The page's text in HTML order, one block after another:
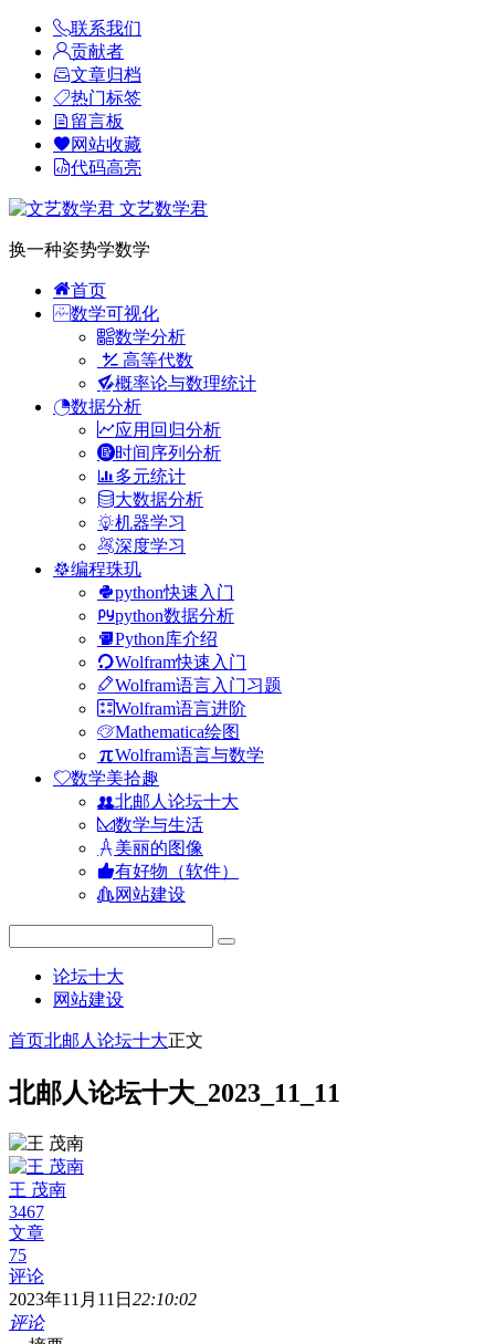
联系我们
贡献者
文章归档
热门标签
留言板
网站收藏
代码高亮
文艺数学君
换一种姿势学数学
首页
数学可视化
数学分析
高等代数
概率论与数理统计
数据分析
应用回归分析
时间序列分析
多元统计
大数据分析
机器学习
深度学习
编程珠玑
python快速入门
python数据分析
Python库介绍
Wolfram快速入门
Wolfram语言入门习题
Wolfram语言进阶
Mathematica绘图
Wolfram语言与数学
数学美拾趣
北邮人论坛十大
数学与生活
美丽的图像
有好物（软件）
网站建设
论坛十大
网站建设
首页北邮人论坛十大正文
北邮人论坛十大_2023_11_11
王 茂南
3467
文章
75
评论
2023年11月11日 22:10:02
评论